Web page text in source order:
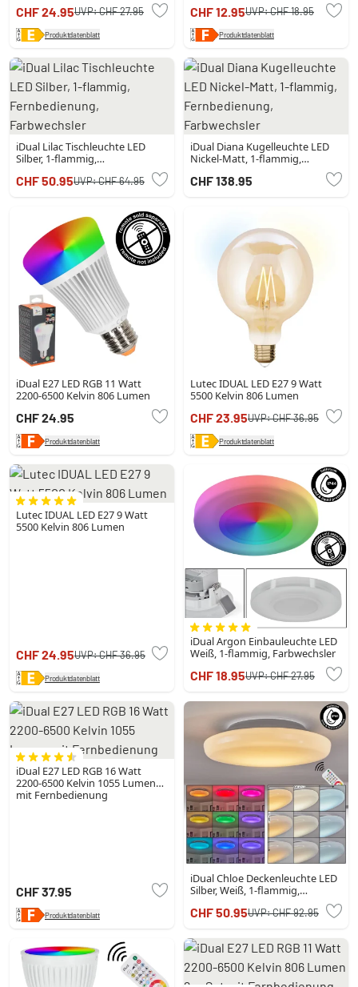
CHF 24.95UVP:CHF 27.95
Produktdatenblatt
CHF 12.95UVP:CHF 18.95
Produktdatenblatt
iDual Lilac Tischleuchte LED
Silber, 1-flammig,
Fernbedienung, Farbwechsler
CHF 50.95UVP:CHF 64.95
iDual Diana Kugelleuchte LED
Nickel-Matt, 1-flammig,
Fernbedienung, Farbwechsler
CHF 138.95
iDual E27 LED RGB 11 Watt
2200-6500 Kelvin 806 Lumen
CHF 24.95
Produktdatenblatt
Lutec IDUAL LED E27 9 Watt
5500 Kelvin 806 Lumen
CHF 23.95UVP:CHF 36.95
Produktdatenblatt
Lutec IDUAL LED E27 9 Watt
5500 Kelvin 806 Lumen
CHF 24.95UVP:CHF 36.95
Produktdatenblatt
iDual Argon Einbauleuchte LED
Weiß, 1-flammig, Farbwechsler
CHF 18.95UVP:CHF 27.95
iDual E27 LED RGB 16 Watt
2200-6500 Kelvin 1055 Lumen
mit Fernbedienung
CHF 37.95
Produktdatenblatt
iDual Chloe Deckenleuchte LED
Silber, Weiß, 1-flammig,
Fernbedienung, Farbwechsler
CHF 50.95UVP:CHF 92.95